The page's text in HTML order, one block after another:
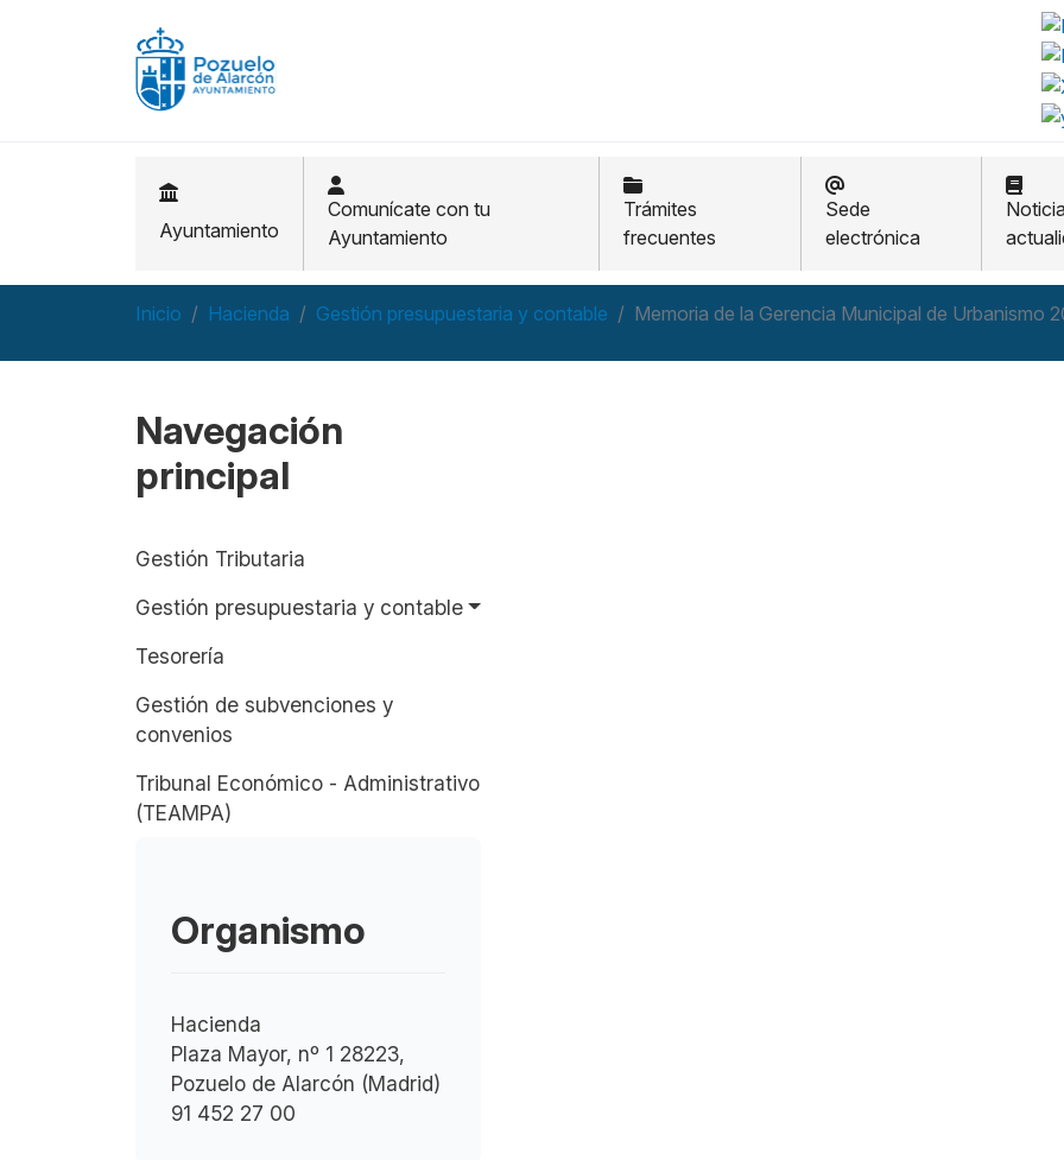
Ayuntamiento
Comunícate con tu
Ayuntamiento
Trámites
frecuentes
Sede
electrónica
Inicio Hacienda Gestión presupuestaria y contable Memoria de la Gerencia Municipal de Urbanismo
Navegación
principal
Gestión Tributaria
Gestión presupuestaria y contable
Tesorería
Gestión de subvenciones y
convenios
Tribunal Económico - Administrativo
(TEAMPA)
Organismo
Hacienda
Plaza Mayor, nº 1 28223,
Pozuelo de Alarcón (Madrid)
91 452 27 00